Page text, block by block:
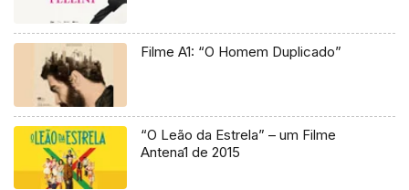
Filme A1: “O Homem Duplicado”
“O Leão da Estrela” – um Filme
Antena1 de 2015